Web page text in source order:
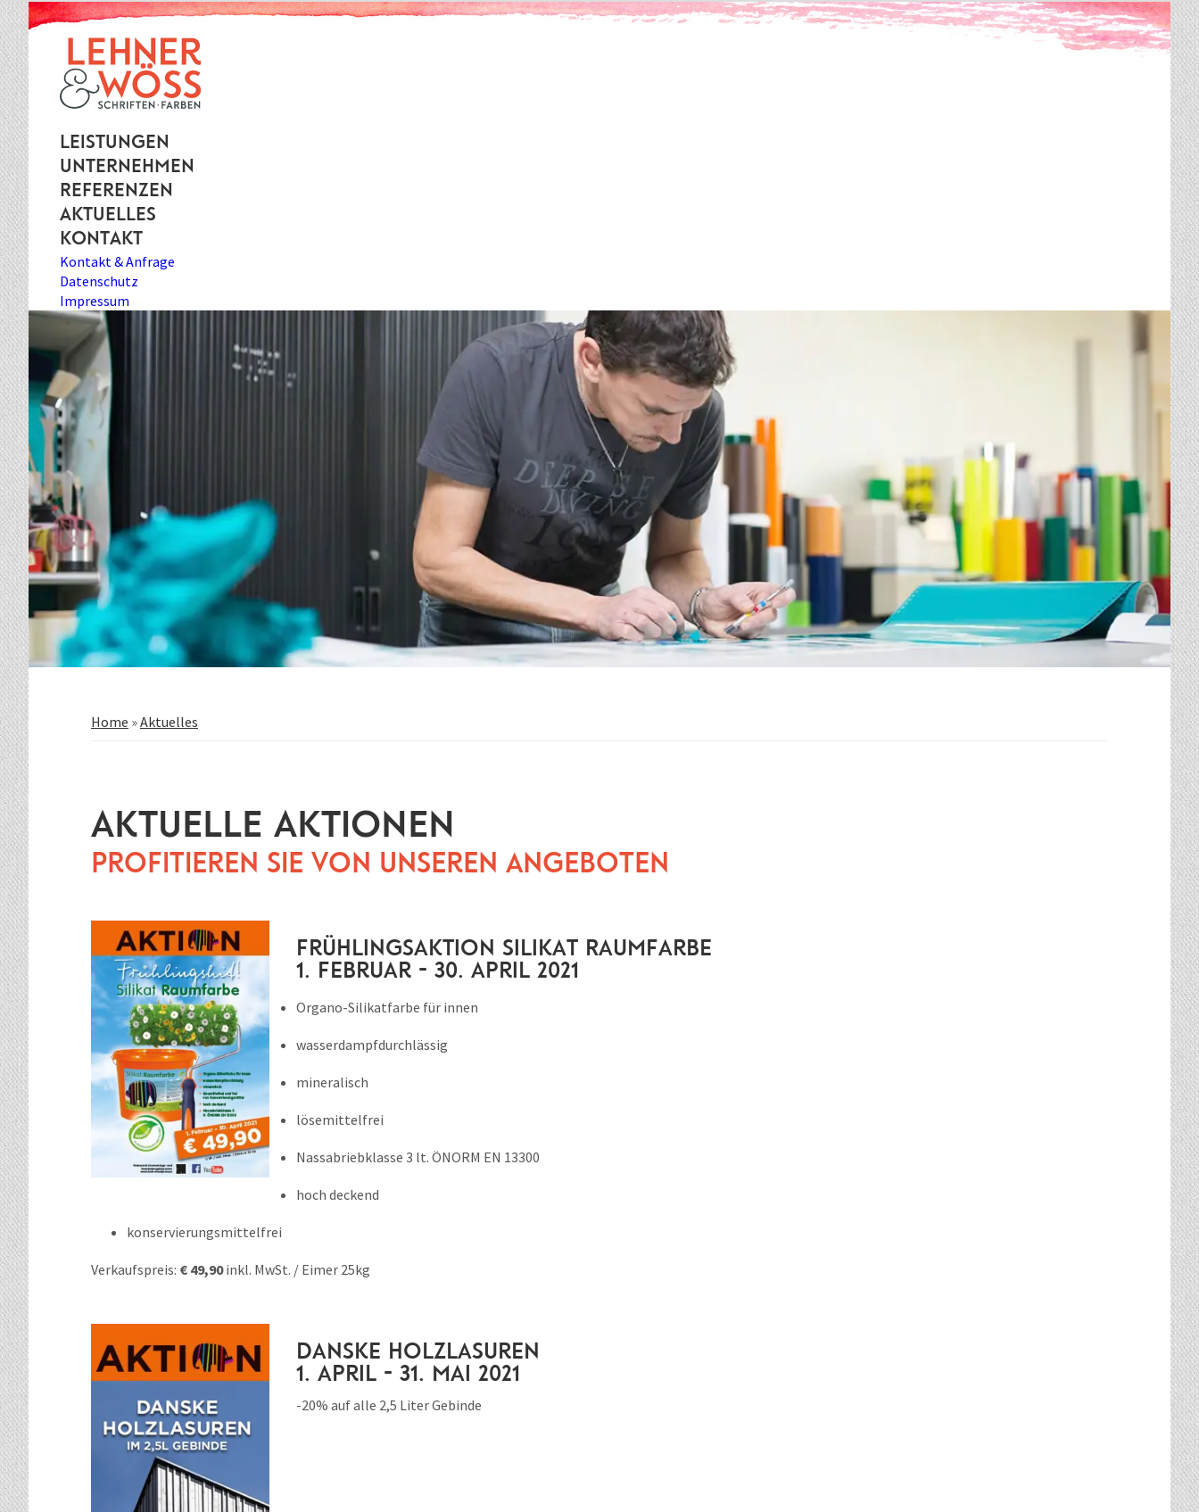
Leistungen
Unternehmen
Referenzen
Aktuelles
Kontakt
Kontakt & Anfrage
Datenschutz
Impressum
Home »Aktuelles
Aktuelle Aktionen
Profitieren Sie von unseren Angeboten
Frühlingsaktion Silikat Raumfarbe
1. Februar - 30. April 2021
Organo-Silikatfarbe für innen
wasserdampfdurchlässig
mineralisch
lösemittelfrei
Nassabriebklasse 3 lt. ÖNORM EN 13300
hoch deckend
konservierungsmittelfrei
Verkaufspreis: € 49,90inkl. MwSt. / Eimer 25kg
Danske Holzlasuren
1. April - 31. Mai 2021
-20% auf alle 2,5 Liter Gebinde